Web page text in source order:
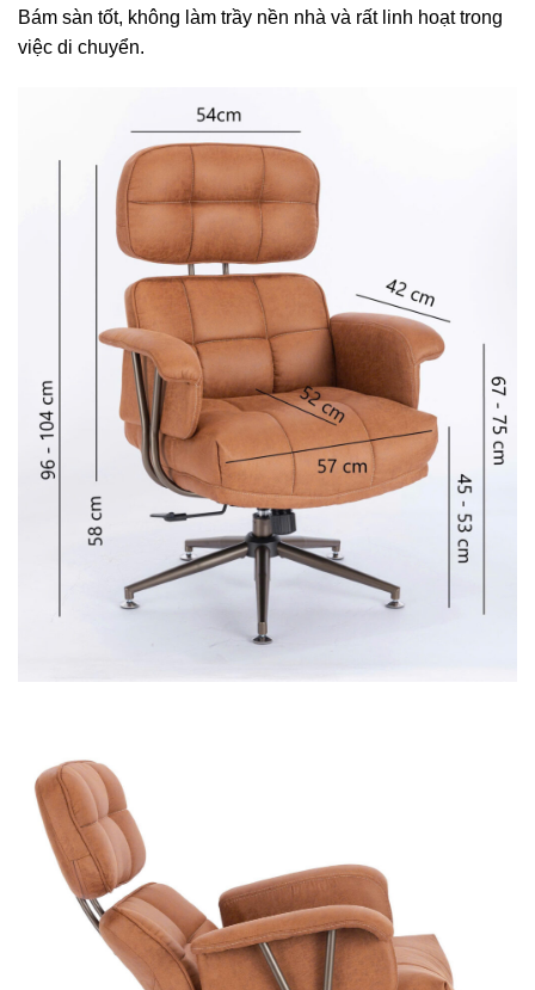
Bám sàn tốt, không làm trầy nền nhà và rất linh hoạt trong
việc di chuyển.